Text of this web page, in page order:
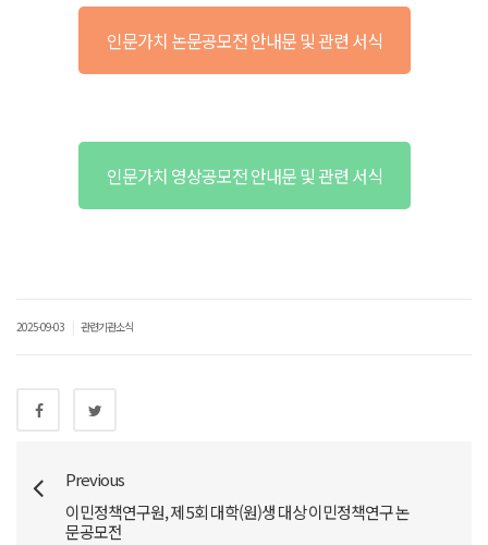
인문가치 논문공모전 안내문 및 관련 서식
인문가치 영상공모전 안내문 및 관련 서식
2025-09-03 관련기관소식
Previous
이민정책연구원, 제 5회 대학(원)생 대상 이민정책연구 논
문공모전